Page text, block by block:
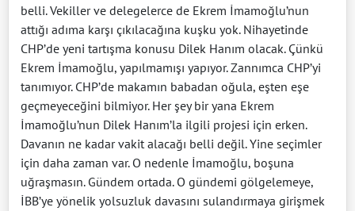
belli. Vekiller ve delegelerce de Ekrem İmamoğlu’nun
attığı adıma karşı çıkılacağına kuşku yok. Nihayetinde
CHP’de yeni tartışma konusu Dilek Hanım olacak. Çünkü
Ekrem İmamoğlu, yapılmamışı yapıyor. Zannımca CHP’yi
tanımıyor. CHP’de makamın babadan oğula, eşten eşe
geçmeyeceğini bilmiyor. Her şey bir yana Ekrem
İmamoğlu’nun Dilek Hanım’la ilgili projesi için erken.
Davanın ne kadar vakit alacağı belli değil. Yine seçimler
için daha zaman var. O nedenle İmamoğlu, boşuna
uğraşmasın. Gündem ortada. O gündemi gölgelemeye,
İBB’ye yönelik yolsuzluk davasını sulandırmaya girişmek